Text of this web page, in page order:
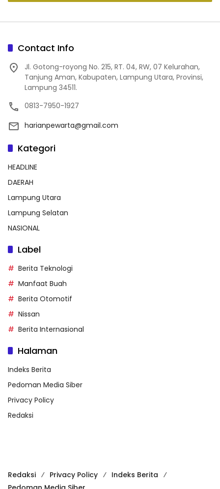
Contact Info
Jl. Gotong-royong No. 215, RT. 04, RW, 07 Kelurahan,
Tanjung Aman, Kabupaten, Lampung Utara, Provinsi,
Lampung 34511.
0813-7950-1927
harianpewarta@gmail.com
Kategori
HEADLINE
DAERAH
Lampung Utara
Lampung Selatan
NASIONAL
Label
Berita Teknologi
Manfaat Buah
Berita Otomotif
Nissan
Berita Internasional
Halaman
Indeks Berita
Pedoman Media Siber
Privacy Policy
Redaksi
Redaksi Privacy Policy
Indeks Berita